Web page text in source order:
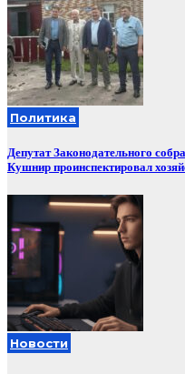
Политика
Депутат Законодательного
Кушнир проинспектировал
Новости